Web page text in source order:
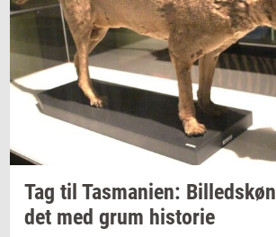
Tag til Tas­ma­ni­en: Bil­leds­køn
det med grum hi­sto­rie